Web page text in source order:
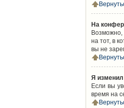
На
Возможно,
на тот, в
вы не
Я изменил
Если вы
время на